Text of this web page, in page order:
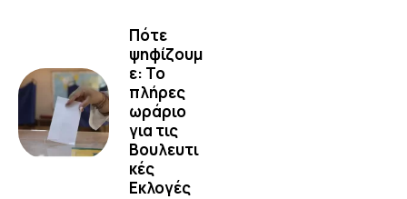
Πότε
ψηφίζουμ
ε: Το
πλήρες
ωράριο
για τις
Βουλευτι
κές
Εκλογές